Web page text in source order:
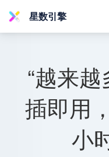
星数引擎
“越来
插即用
小